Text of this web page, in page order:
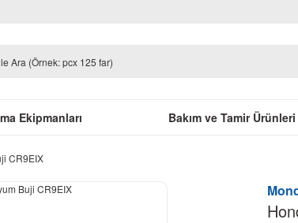
Ekipmanları Bakım ve Tamir Ürünleri
CR9EIX